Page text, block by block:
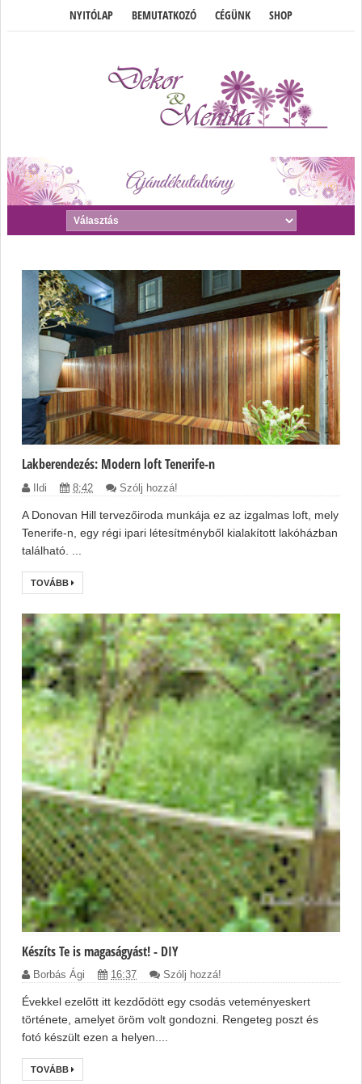
NYITÓLAP BEMUTATKOZÓ CÉGÜNK SHOP
Lakberendezés: Modern loft Tenerife-n
Ildi 8:42 Szólj hozzá!
A Donovan Hill tervezőiroda munkája ez az izgalmas loft, mely
Tenerife-n, egy régi ipari létesítményből kialakított lakóházban
található. ...
TOVÁBB
Készíts Te is magaságyást! - DIY
Borbás Ági 16:37 Szólj hozzá!
Évekkel ezelőtt itt kezdődött egy csodás veteményeskert
története, amelyet öröm volt gondozni. Rengeteg poszt és
fotó készült ezen a helyen....
TOVÁBB